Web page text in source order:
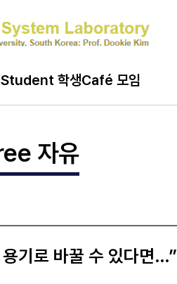
Student 학생Café 모임
자유
기로 바꿀 수 있다면…”